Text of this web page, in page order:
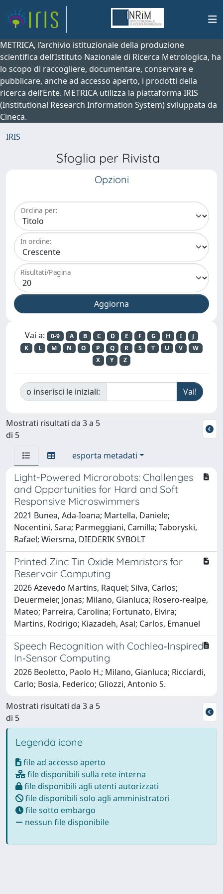
METRICA, l’archivio istituzionale della produzione
scientifica dell’Istituto Nazionale di Ricerca Metrologica, ha
lo scopo di raccogliere, documentare, conservare e
pubblicare, anche ad accesso aperto, i prodotti della
ricerca dell’Ente. METRICA utilizza la piattaforma IRIS
(Institutional Research Information System) sviluppata da
Cineca.
IRIS
Sfoglia per Rivista
Opzioni
Ordina per:
In ordine:
Risultati/Pagina
Vai a: 0-9 A B C D E F G H I
J
K
L M N O P Q R S T U V
W
X
Y Z
o inserisci le iniziali:
Mostrati risultati da 3 a 5
di 5
esporta metadati
Light-Powered Microrobots: Challenges
and Opportunities for Hard and Soft
Responsive Microswimmers
2021 Bunea, Ada-Ioana; Martella, Daniele;
Nocentini, Sara; Parmeggiani, Camilla; Taboryski,
Rafael; Wiersma, DIEDERIK SYBOLT
Printed Zinc Tin Oxide Memristors for
Reservoir Computing
2026 Azevedo Martins, Raquel; Silva, Carlos;
Deuermeier, Jonas; Milano, Gianluca; Rosero‐realpe,
Mateo; Parreira, Carolina; Fortunato, Elvira;
Martins, Rodrigo; Kiazadeh, Asal; Carlos, Emanuel
Speech Recognition with Cochlea‐Inspired
In‐Sensor Computing
2026 Beoletto, Paolo H.; Milano, Gianluca; Ricciardi,
Carlo; Bosia, Federico; Gliozzi, Antonio S.
Mostrati risultati da 3 a 5
di 5
Legenda icone
file ad accesso aperto
file disponibili sulla rete interna
file disponibili agli utenti autorizzati
file disponibili solo agli amministratori
file sotto embargo
nessun file disponibile